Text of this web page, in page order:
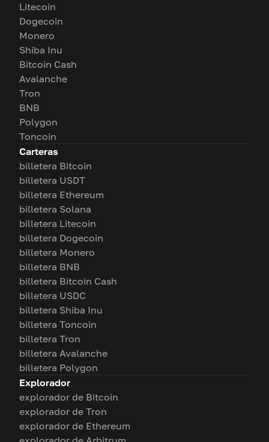
Litecoin
Dogecoin
Monero
Shiba Inu
Bitcoin Cash
Avalanche
Tron
BNB
Polygon
Toncoin
Carteras
billetera Bitcoin
billetera USDT
billetera Ethereum
billetera Solana
billetera Litecoin
billetera Dogecoin
billetera Monero
billetera BNB
billetera Bitcoin Cash
billetera USDC
billetera Shiba Inu
billetera Toncoin
billetera Tron
billetera Avalanche
billetera Polygon
Explorador
explorador de Bitcoin
explorador de Tron
explorador de Ethereum